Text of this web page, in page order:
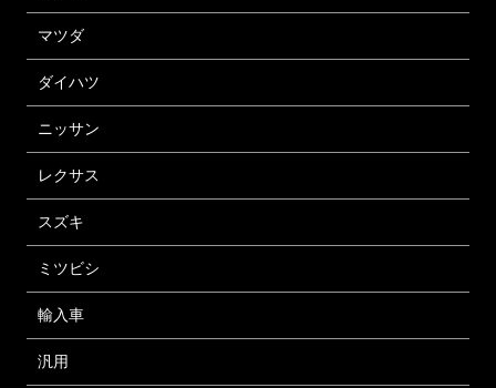
マツダ
ダイハツ
ニッサン
レクサス
スズキ
ミツビシ
輸入車
汎用